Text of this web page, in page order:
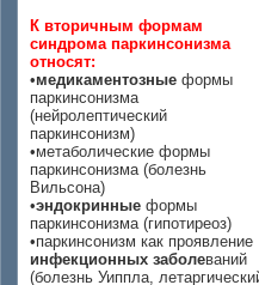
К вторичным формам
синдрома паркинсонизма
относят:
•медикаментозные формы
паркинсонизма
(нейролептический
паркинсонизм)
•метаболические формы
паркинсонизма (болезнь
Вильсона)
•эндокринные формы
паркинсонизма (гипотиреоз)
•паркинсонизм как проявление
инфекционных заболеваний
(болезнь Уиппла,